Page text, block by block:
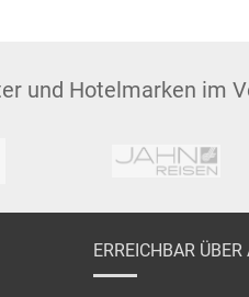
und Hotelmarken im
ERREICHBAR